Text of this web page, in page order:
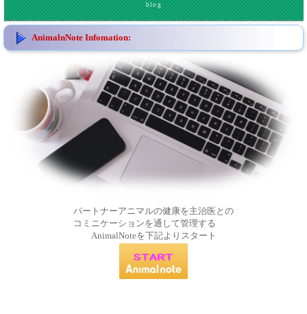
blog
AnimalnNote Infomation:
パートナーアニマルの健康を主治医との
コミニケーションを通して管理する
AnimalNoteを下記よりスタート